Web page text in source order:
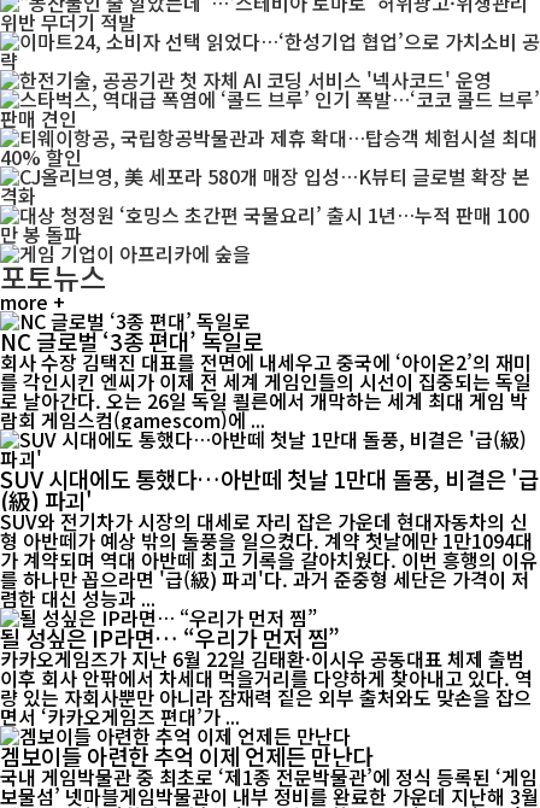
포토뉴스
more +
NC 글로벌 ‘3종 편대’ 독일로
회사 수장 김택진 대표를 전면에 내세우고 중국에 ‘아이온2’의 재미
를 각인시킨 엔씨가 이제 전 세계 게임인들의 시선이 집중되는 독일
로 날아간다. 오는 26일 독일 쾰른에서 개막하는 세계 최대 게임 박
람회 게임스컴(gamescom)에 ...
SUV 시대에도 통했다…아반떼 첫날 1만대 돌풍, 비결은 '급
(級) 파괴'
SUV와 전기차가 시장의 대세로 자리 잡은 가운데 현대자동차의 신
형 아반떼가 예상 밖의 돌풍을 일으켰다. 계약 첫날에만 1만1094대
가 계약되며 역대 아반떼 최고 기록을 갈아치웠다. 이번 흥행의 이유
를 하나만 꼽으라면 '급(級) 파괴'다. 과거 준중형 세단은 가격이 저
렴한 대신 성능과 ...
될 성싶은 IP라면… “우리가 먼저 찜”
카카오게임즈가 지난 6월 22일 김태환·이시우 공동대표 체제 출범
이후 회사 안팎에서 차세대 먹을거리를 다양하게 찾아내고 있다. 역
량 있는 자회사뿐만 아니라 잠재력 짙은 외부 출처와도 맞손을 잡으
면서 ‘카카오게임즈 편대’가 ...
겜보이들 아련한 추억 이제 언제든 만난다
국내 게임박물관 중 최초로 ‘제1종 전문박물관’에 정식 등록된 ‘게임
보물섬’ 넷마블게임박물관이 내부 정비를 완료한 가운데 지난해 3월